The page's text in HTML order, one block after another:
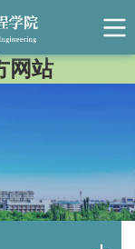
网站